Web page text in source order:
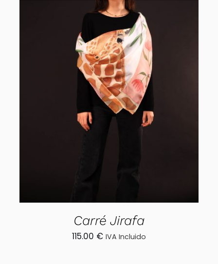
AÑADIR AL CARRITO / DETALLES
Carré Jirafa
115.00 € IVA Incluido